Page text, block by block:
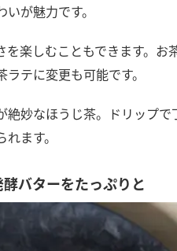
が魅力です。
楽しむこともできます。お
テに変更も可能です。
妙なほうじ茶。ドリップ
ます。
バターをたっぷりと